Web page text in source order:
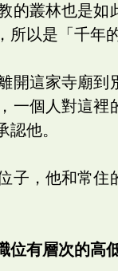
叢林也是如
以是「千年
開這家寺廟
一個人對這
他。
子，他和常住
位有層次的高